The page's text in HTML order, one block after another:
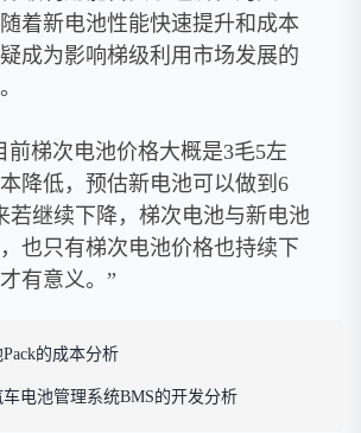
着新电池性能快速提升和成本
成为影响梯级利用市场发展的
前梯次电池价格大概是3毛5左
降低，预估新电池可以做到6
若继续下降，梯次电池与新电池
也只有梯次电池价格也持续下
有意义。”
的成本分析
电池管理系统BMS的开发分析